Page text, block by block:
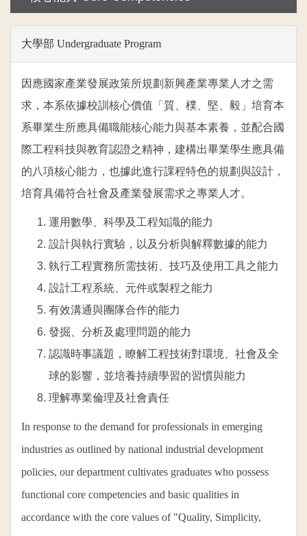
大學部 Undergraduate Program
因應國家產業發展政策所規劃新興產業專業人才之需
求，本系依據校訓核心價值「質、樸、堅、毅」培育本
系畢業生所應具備職能核心能力與基本素養，並配合國
際工程科技與教育認證之精神，建構出畢業學生應具備
的八項核心能力，也據此進行課程特色的規劃與設計，
培育具備符合社會及產業發展需求之專業人才。
運用數學、科學及工程知識的能力
設計與執行實驗，以及分析與解釋數據的能力
執行工程實務所需技術、技巧及使用工具之能力
設計工程系統、元件或製程之能力
有效溝通與團隊合作的能力
發掘、分析及處理問題的能力
認識時事議題，瞭解工程技術對環境、社會及全
球的影響，並培養持續學習的習慣與能力
理解專業倫理及社會責任
In response to the demand for professionals in emerging
industries as outlined by national industrial development
policies, our department cultivates graduates who possess
functional core competencies and basic qualities in
accordance with the core values of "Quality, Simplicity,